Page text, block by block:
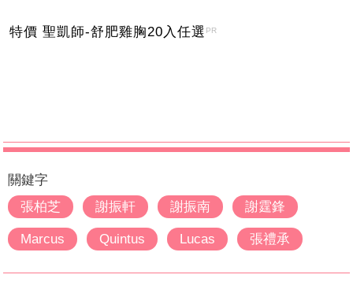
特價 聖凱師-舒肥雞胸20入任選 PR
關鍵字
張柏芝
謝振軒 謝振南 謝霆鋒
Marcus Quintus Lucas 張禮承